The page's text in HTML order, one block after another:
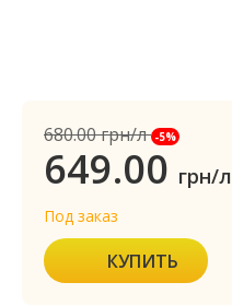
680.00грн/л -5%
649.00 грн/л
Под заказ
КУПИТЬ